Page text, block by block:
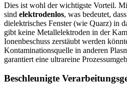
Dies ist wohl der wichtigste Vorteil.
sind elektrodenlos, was bedeutet,
dielektrisches Fenster (wie Quarz) in
gibt keine Metallelektroden in der
Ionenbeschuss zerstäubt werden
Kontaminationsquelle in anderen
garantiert eine ultrareine
Beschleunigte